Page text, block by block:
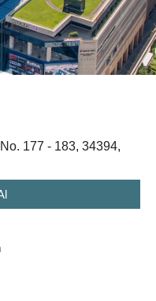
177 - 183, 34394,